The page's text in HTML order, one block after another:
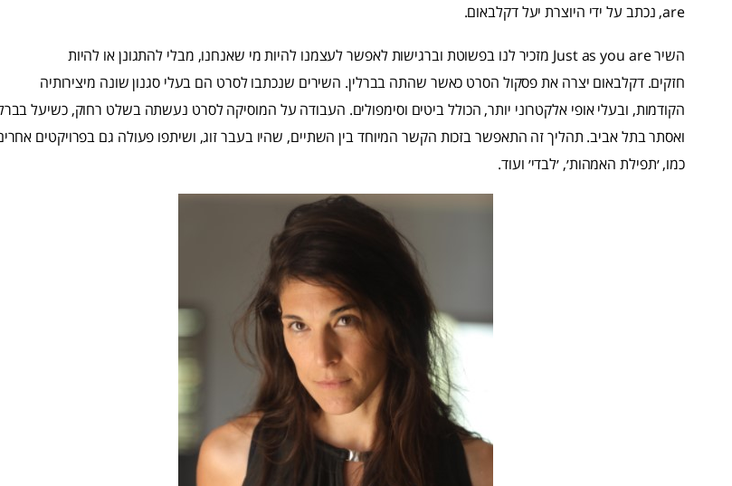
are, נכתב על ידי היוצרת יעל דקלבאום.
השיר Just as you are מזכיר לנו בפשוטת וברגישות לאפשר לעצמנו להיות מי שאנחנו, מבלי להתגונן או להיות
חזקים. דקלבאום יצרה את פסקול הסרט כאשר שהתה בברלין. השירים שנכתבו לסרט הם בעלי סגנון שונה מיצירותיה
הקודמות, ובעלי אופי אלקטרוני יותר, הכולל ביטים וסימפולים. העבודה על המוסיקה לסרט נעשתה בשלט רחוק, כשיעל
ואסתר בתל אביב. תהליך זה התאפשר בזכות הקשר המיוחד בין השתיים, שהיו בעבר זוג, ושיתפו פעולה גם בפרויקטים
כמו, ׳תפילת האמהות׳, ׳לבדי׳ ועוד.